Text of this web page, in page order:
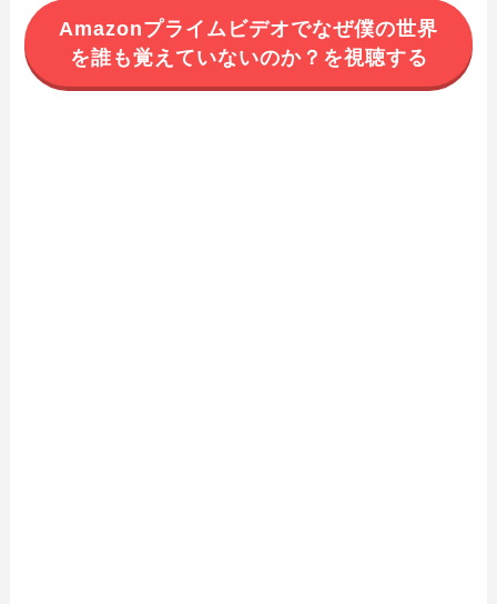
Amazonプライムビデオでなぜ僕の世界
を誰も覚えていないのか？を視聴する